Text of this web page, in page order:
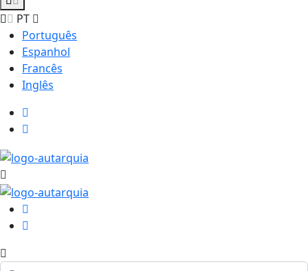
PT
Português
Espanhol
Francês
Inglês